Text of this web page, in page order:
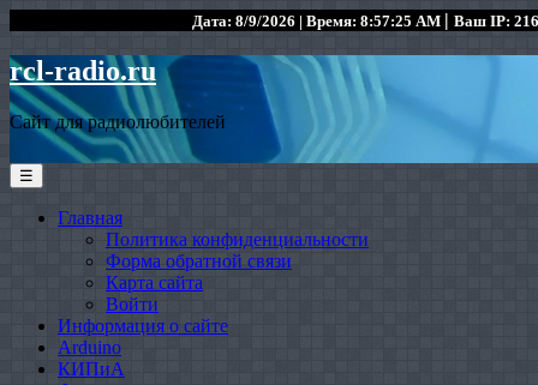
Дата: 8/9/2026 | Время: 8:57:25 AM | Ваш IP:
rcl-radio.ru
Сайт для радиолюбителей
☰
Главная
Политика конфиденциальности
Форма обратной связи
Карта сайта
Войти
Информация о сайте
Arduino
КИПиА